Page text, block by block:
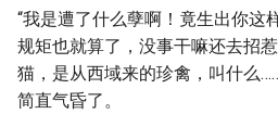
“我是遭了什么孽啊！竟生出你这
规矩也就算了，没事干嘛还去招
猫，是从西域来的珍禽，叫什么
简直气昏了。